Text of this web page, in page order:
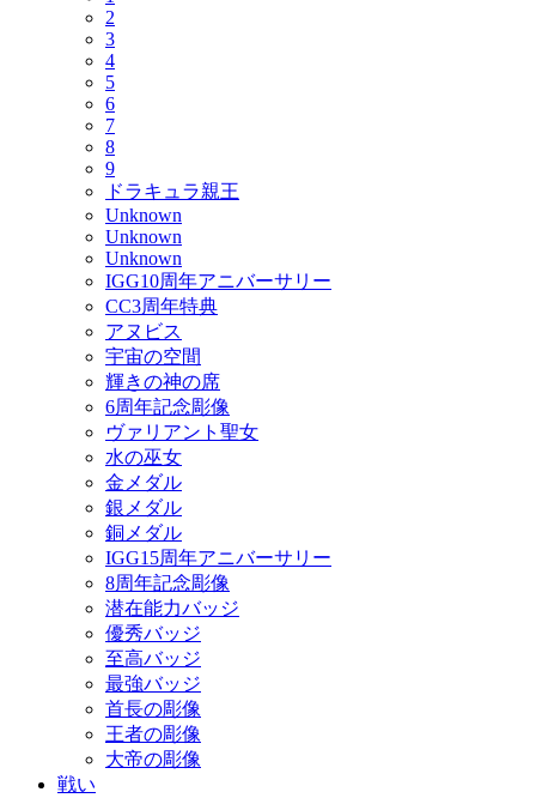
2
3
4
5
6
7
8
9
ドラキュラ親王
Unknown
Unknown
Unknown
IGG10周年アニバーサリー
CC3周年特典
アヌビス
宇宙の空間
輝きの神の席
6周年記念彫像
ヴァリアント聖女
水の巫女
金メダル
銀メダル
銅メダル
IGG15周年アニバーサリー
8周年記念彫像
潜在能力バッジ
優秀バッジ
至高バッジ
最強バッジ
首長の彫像
王者の彫像
大帝の彫像
戦い